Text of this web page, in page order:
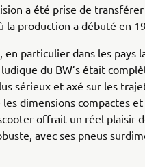
a été prise de
la production a débuté en
en particulier dans les pays
du BW’s était
sérieux et axé sur les
dimensions compactes
offrait un réel plaisir
avec ses pneus